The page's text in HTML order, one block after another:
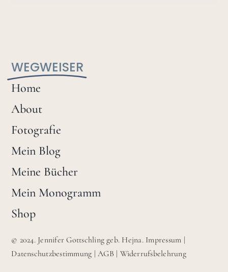
WEGWEISER
Home
About
Fotografie
Mein Blog
Meine Bücher
Mein Monogramm
Shop
© 2024. Jennifer Gottschling geb. Hejna. Impressum |
Datenschutzbestimmung |AGB | Widerrufsbelehrung